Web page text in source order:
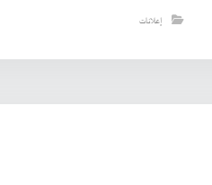
إعلانات